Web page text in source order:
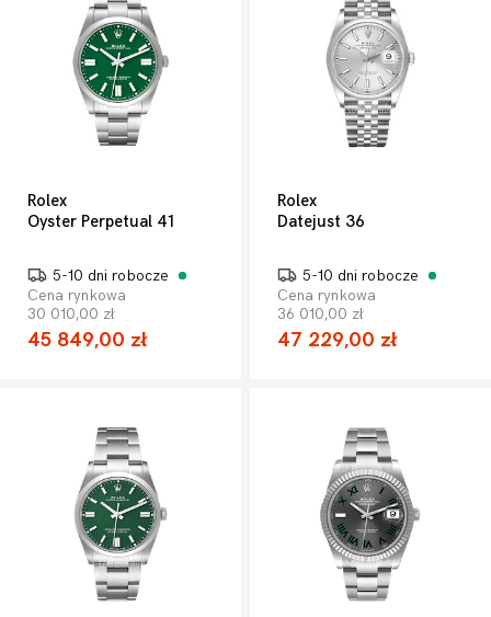
Rolex
Oyster Perpetual 41
5-10 dni robocze
Cena rynkowa
30 010,00 zł
45 849,00 zł
Rolex
Datejust 36
5-10 dni robocze
Cena rynkowa
36 010,00 zł
47 229,00 zł